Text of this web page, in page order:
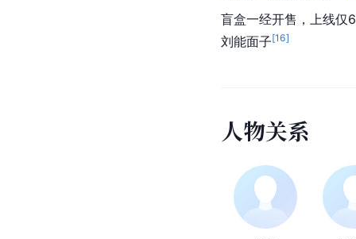
盲盒一经开售，上线仅
刘能面子[16]
人物关系